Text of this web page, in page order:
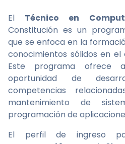
El Técnico en
Constitución es un
que se enfoca en la
conocimientos sólidos en
Este programa ofrece
oportunidad de
competencias
mantenimiento de
programación de
El perfil de ingreso